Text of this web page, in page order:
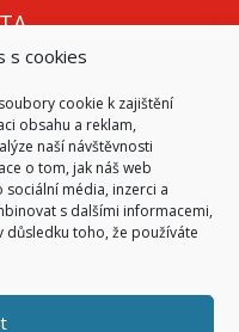
s cookies
cookie k zajištění
obsahu a reklam,
naší návštěvnosti
o tom, jak náš web
média, inzerci a
s dalšími informacemi,
důsledku toho, že používáte
16:30
nás najdete